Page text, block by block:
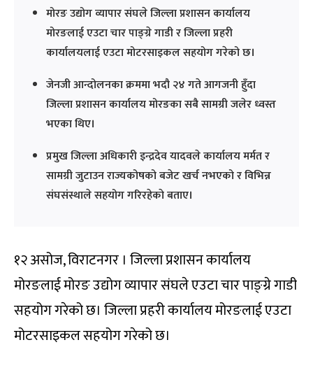
मोरङ उद्योग व्यापार संघले जिल्ला प्रशासन कार्यालय
मोरङलाई एउटा चार पाङ्ग्रे गाडी र जिल्ला प्रहरी
कार्यालयलाई एउटा मोटरसाइकल सहयोग गरेको छ।
जेनजी आन्दोलनका क्रममा भदौ २४ गते आगजनी हुँदा
जिल्ला प्रशासन कार्यालय मोरङका सबै सामग्री जलेर ध्वस्त
भएका थिए।
प्रमुख जिल्ला अधिकारी इन्द्रदेव यादवले कार्यालय मर्मत र
सामग्री जुटाउन राज्यकोषको बजेट खर्च नभएको र विभिन्न
संघसंस्थाले सहयोग गरिरहेकाे बताए।
१२ असोज, विराटनगर । जिल्ला प्रशासन कार्यालय
मोरङलाई मोरङ उद्योग व्यापार संघले एउटा चार पाङ्ग्रे गाडी
सहयोग गरेको छ। जिल्ला प्रहरी कार्यालय मोरङलाई एउटा
मोटरसाइकल सहयोग गरेको छ।